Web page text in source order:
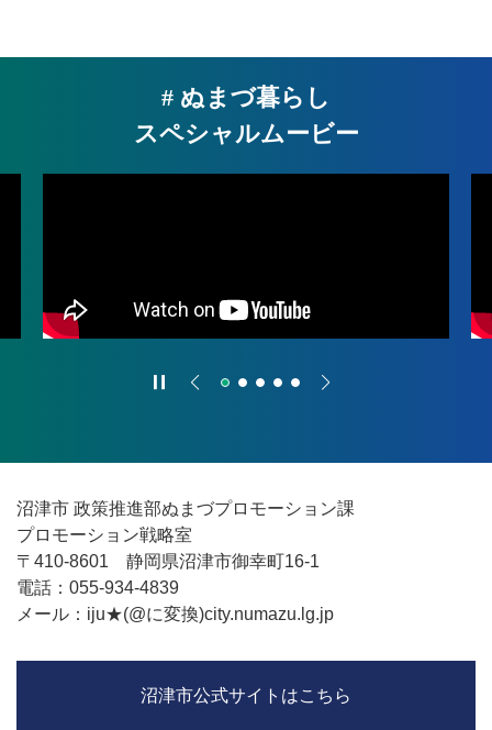
# ぬまづ暮らし
スペシャルムービー
沼津市 政策推進部ぬまづプロモーション課
プロモーション戦略室
〒410-8601 静岡県沼津市御幸町16-1
電話：055-934-4839
メール：iju★(@に変換)city.numazu.lg.jp
沼津市公式サイトはこちら